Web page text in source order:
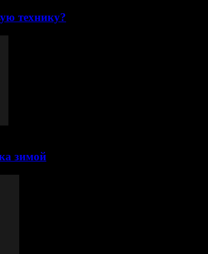
технику?
зимой